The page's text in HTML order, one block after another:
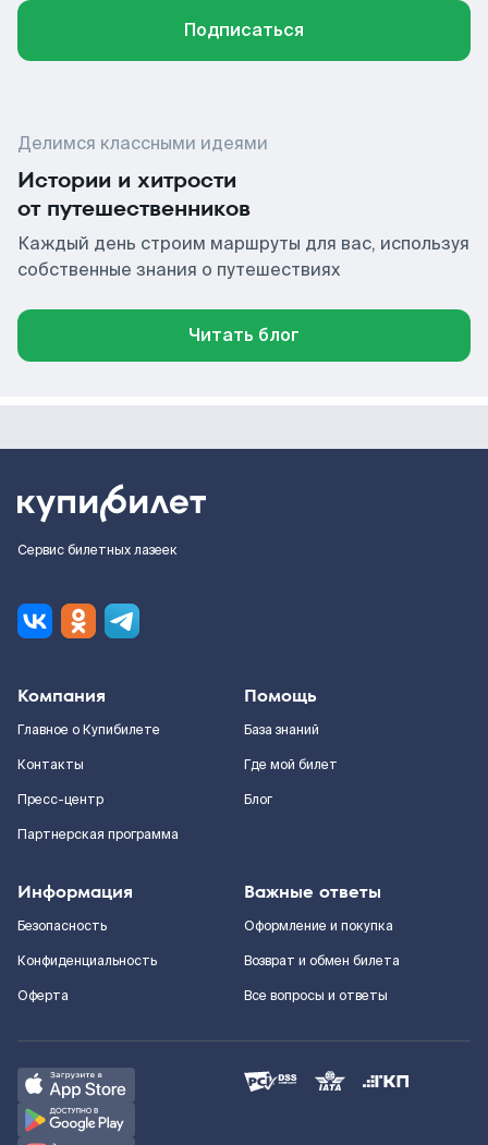
Подписаться
Делимся классными идеями
Истории и хитрости
от путешественников
Каждый день строим маршруты для вас, используя
собственные знания о путешествиях
Читать блог
Сервис билетных лазеек
Компания
Главное о Купибилете
Контакты
Пресс-центр
Партнерская программа
Помощь
База знаний
Где мой билет
Блог
Информация
Безопасность
Конфиденциальность
Оферта
Важные ответы
Оформление и покупка
Возврат и обмен билета
Все вопросы и ответы